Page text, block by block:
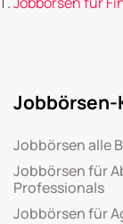
Jobbörsen-
Jobbörsen alle
Jobbörsen für
Professionals
Jobbörsen für